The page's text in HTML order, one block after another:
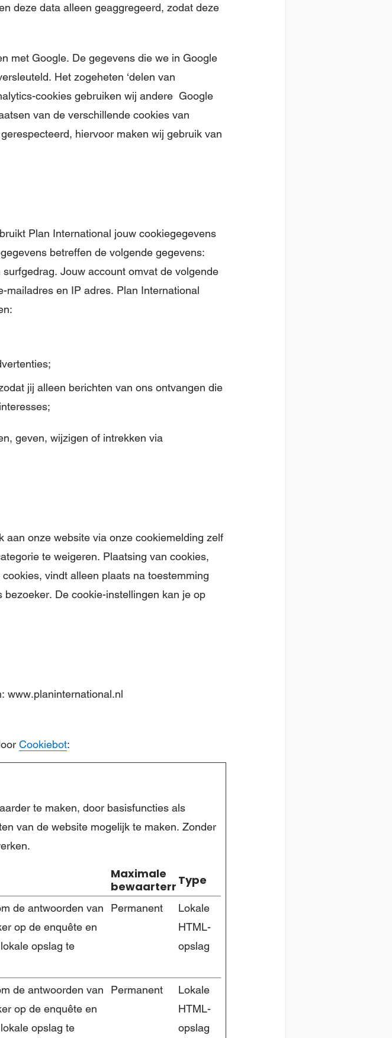
deze data alleen geaggregeerd, zodat deze
met Google. De gegevens die we in Google
Het zogeheten ‘delen van
cookies gebruiken wij andere Google
van de verschillende cookies van
hiervoor maken wij gebruik van
Plan International jouw cookiegegevens
betreffen de volgende gegevens:
Jouw account omvat de volgende
mailadres en IP adres. Plan International
jij alleen berichten van ons ontvangen die
geven, wijzigen of intrekken via
onze website via onze cookiemelding zelf
te weigeren. Plaatsing van cookies,
vindt alleen plaats na toestemming
De cookie-instellingen kan je op
www.planinternational.nl
Cookiebot:
te maken, door basisfuncties als
van de website mogelijk te maken. Zonder
Maximale
bewaartermijn
Type
de antwoorden van
op de enquête en
opslag te
Permanent
Lokale
HTML-
opslag
de antwoorden van
op de enquête en
opslag te
Permanent
Lokale
HTML-
opslag